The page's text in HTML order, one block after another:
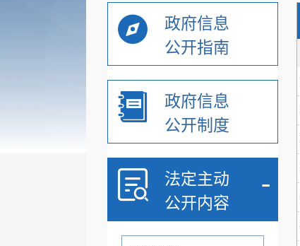
政府信息
公开指南
政府信息
公开制度
法定主动
公开内容
-